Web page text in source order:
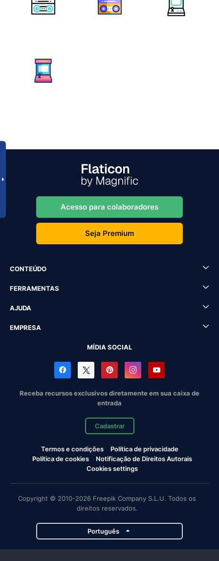
Acesso para colaboradores
Seja Premium
CONTEÚDO
FERRAMENTAS
AJUDA
EMPRESA
MÍDIA SOCIAL
Receba recursos exclusivos diretamente em sua caixa de
entrada
Cadastrar
Termos e condições
Política de privacidade
Política de cookies
Notificação de Direitos Autorais
Cookies settings
Copyright © 2010-2026 Freepik Company S.L.U. Todos os
direitos reservados.
Português